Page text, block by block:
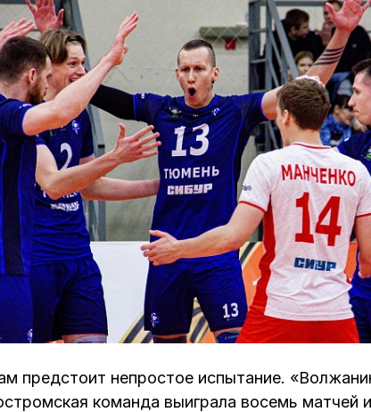
предстоит непростое испытание.
команда выиграла восемь матчей